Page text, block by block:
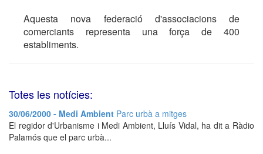
Aquesta nova federació d'associacions de
comerciants representa una força de 400
establiments.
Totes les notícies:
30/06/2000 - Medi Ambient Parc urbà a mitges
El regidor d'Urbanisme i Medi Ambient, Lluís Vidal, ha dit a Ràdio
Palamós que el parc urbà...